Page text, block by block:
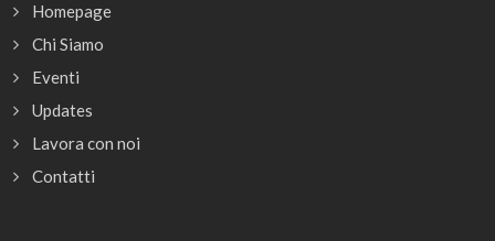
Homepage
Chi Siamo
Eventi
Updates
Lavora con noi
Contatti